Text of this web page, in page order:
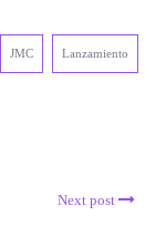
JMC Lanzamiento
Next post